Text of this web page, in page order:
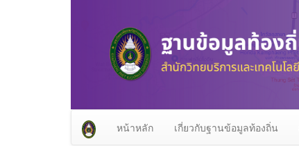
หน้าหลัก เกี่ยวกับฐานข้อมูลท้องถิ่น